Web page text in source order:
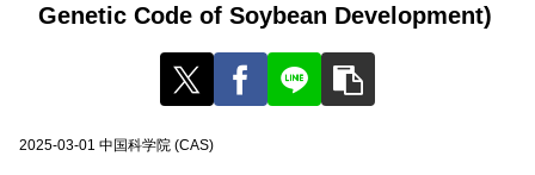
Genetic Code of Soybean Development)
2025-03-01 中国科学院 (CAS)